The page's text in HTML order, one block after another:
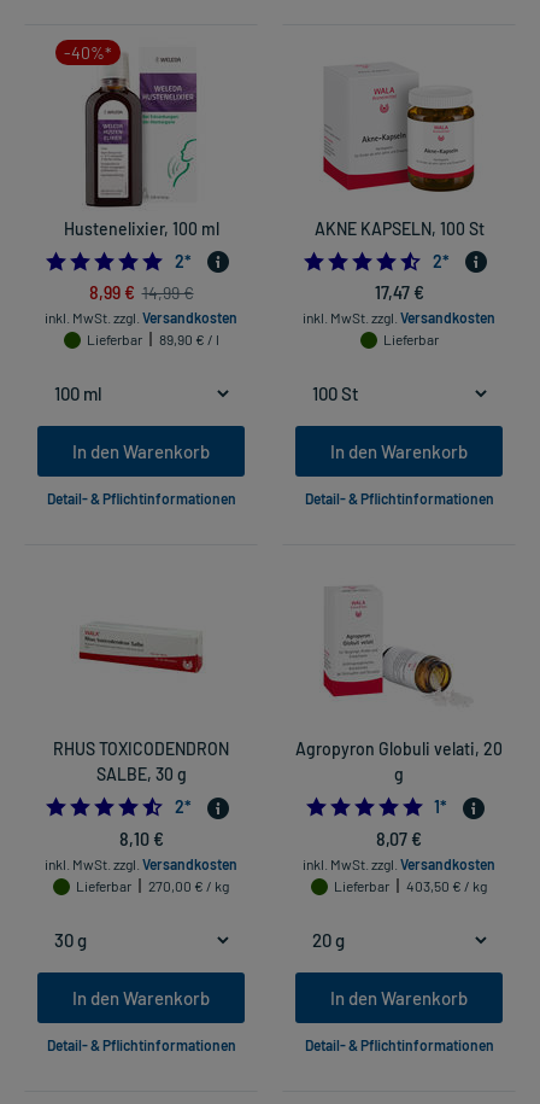
-40%*
Hustenelixier, 100 ml
5.0
2*
8,99 € 14,99 €
inkl. MwSt. zzgl. Versandkosten
Lieferbar
89,90 € / l
In den Warenkorb
Detail- & Pflichtinformationen
AKNE KAPSELN, 100 St
4.5
2*
17,47 €
inkl. MwSt. zzgl. Versandkosten
Lieferbar
In den Warenkorb
Detail- & Pflichtinformationen
RHUS TOXICODENDRON
SALBE, 30 g
4.5
2*
8,10 €
inkl. MwSt. zzgl. Versandkosten
Lieferbar
270,00 € / kg
In den Warenkorb
Detail- & Pflichtinformationen
Agropyron Globuli velati, 20
g
5.0
1*
8,07 €
inkl. MwSt. zzgl. Versandkosten
Lieferbar
403,50 € / kg
In den Warenkorb
Detail- & Pflichtinformationen